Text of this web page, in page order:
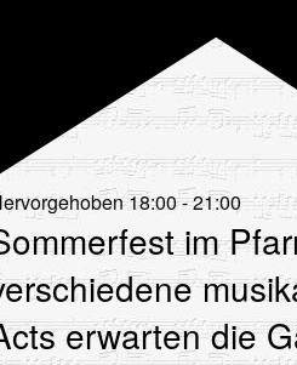
18:00-21:00
im
erwarten die